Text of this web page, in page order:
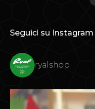
Seguici su Instagram
ryalshop